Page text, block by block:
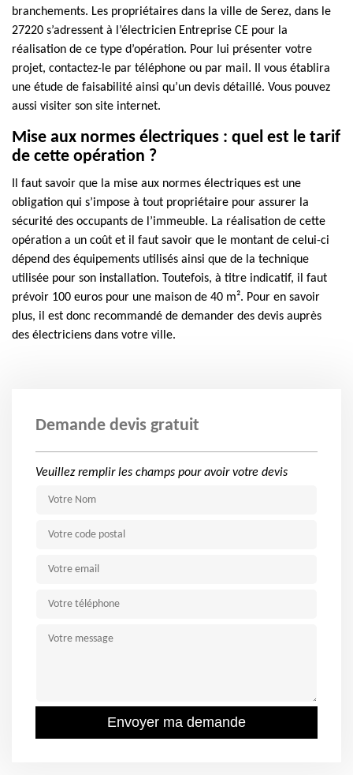
branchements. Les propriétaires dans la ville de Serez, dans le
27220 s’adressent à l’électricien Entreprise CE pour la
réalisation de ce type d’opération. Pour lui présenter votre
projet, contactez-le par téléphone ou par mail. Il vous établira
une étude de faisabilité ainsi qu’un devis détaillé. Vous pouvez
aussi visiter son site internet.
Mise aux normes électriques : quel est le tarif
de cette opération ?
Il faut savoir que la mise aux normes électriques est une
obligation qui s’impose à tout propriétaire pour assurer la
sécurité des occupants de l’immeuble. La réalisation de cette
opération a un coût et il faut savoir que le montant de celui-ci
dépend des équipements utilisés ainsi que de la technique
utilisée pour son installation. Toutefois, à titre indicatif, il faut
prévoir 100 euros pour une maison de 40 m². Pour en savoir
plus, il est donc recommandé de demander des devis auprès
des électriciens dans votre ville.
Demande devis gratuit
Veuillez remplir les champs pour avoir votre devis